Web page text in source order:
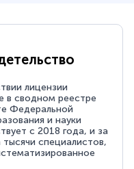
лицензии
в сводном реестре
Федеральной
и науки
с 2018 года, и за
специалистов,